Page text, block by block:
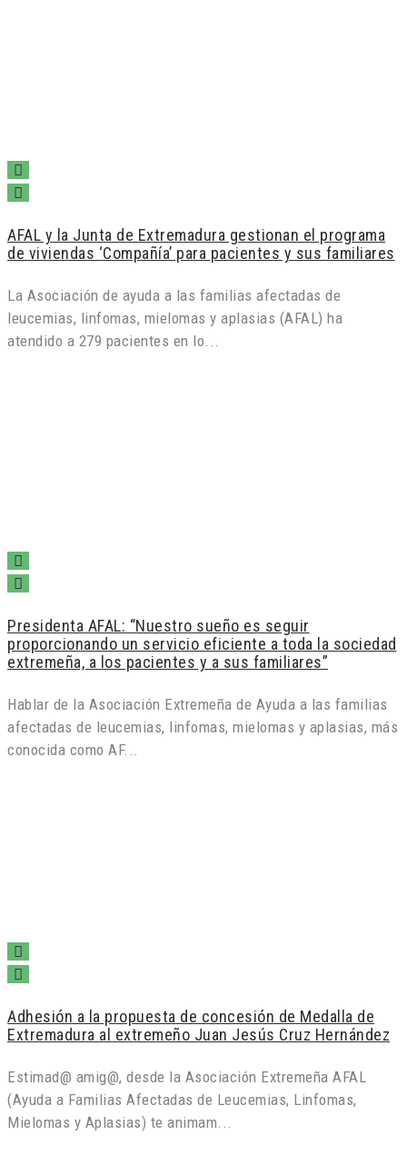
AFAL y la Junta de Extremadura gestionan el programa
de viviendas ‘Compañía’ para pacientes y sus familiares
La Asociación de ayuda a las familias afectadas de
leucemias, linfomas, mielomas y aplasias (AFAL) ha
atendido a 279 pacientes en lo...
Presidenta AFAL: “Nuestro sueño es seguir
proporcionando un servicio eficiente a toda la sociedad
extremeña, a los pacientes y a sus familiares”
Hablar de la Asociación Extremeña de Ayuda a las familias
afectadas de leucemias, linfomas, mielomas y aplasias, más
conocida como AF...
Adhesión a la propuesta de concesión de Medalla de
Extremadura al extremeño Juan Jesús Cruz Hernández
Estimad@ amig@, desde la Asociación Extremeña AFAL
(Ayuda a Familias Afectadas de Leucemias, Linfomas,
Mielomas y Aplasias) te animam...